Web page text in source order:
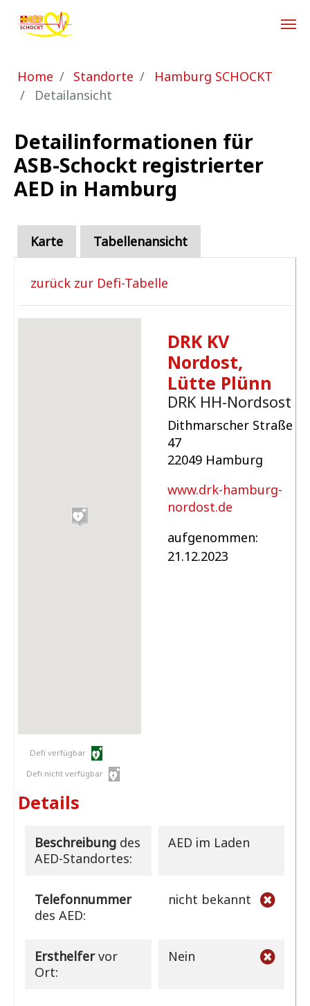
Zum Hauptinhalt springen
Sie sind hier:
Home Standorte
Hamburg SCHOCKT
Detailansicht
Detailinformationen für
ASB-Schockt registrierter
AED in Hamburg
Karte Tabellenansicht
zurück zur Defi-Tabelle
Defi verfügbar
Defi nicht verfügbar
DRK KV
Nordost,
Lütte Plünn
DRK HH-Nordsost
Dithmarscher Straße
47
22049 Hamburg
www.drk-hamburg-
nordost.de
aufgenommen:
21.12.2023
Details
Beschreibungdes
AED-Standortes:
AED im Laden
Telefonnummer
des AED:
nicht bekannt
Ersthelfervor
Ort:
Nein